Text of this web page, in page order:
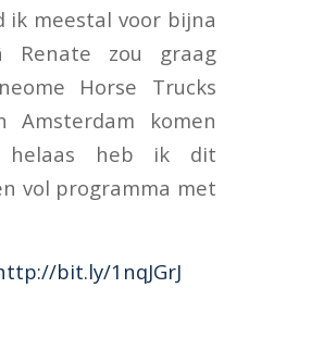
ik meestal voor bijna
Renate zou graag
Horse Trucks
Amsterdam komen
helaas heb ik dit
vol programma met
bit.ly/1nqJGrJ